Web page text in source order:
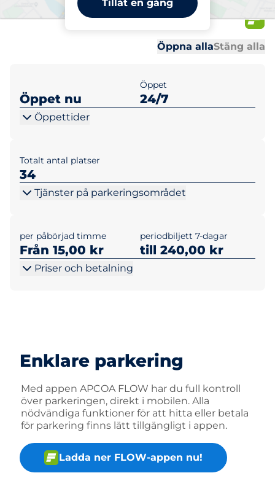
Tillåt en gång
1-5
Öppna allaStäng alla
Öppet nu
Öppet
24/7
Öppettider
Totalt antal platser
34
Tjänster på parkeringsområdet
per påbörjad timme
Från 15,00 kr
periodbiljett 7-dagar
till 240,00 kr
Priser och betalning
Enklare parkering
Med appen APCOA FLOW har du full kontroll
över parkeringen, direkt i mobilen. Alla
nödvändiga funktioner för att hitta eller betala
för parkering finns lätt tillgängligt i appen.
Ladda ner FLOW-appen nu!